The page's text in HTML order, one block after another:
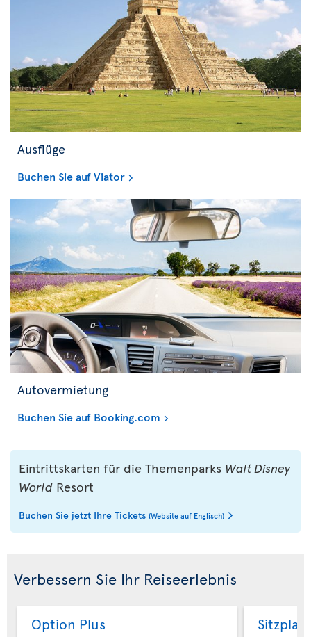
Ausflüge
Buchen Sie auf Viator
Autovermietung
Buchen Sie auf Booking.com
Eintrittskarten für die Themenparks Walt Disney
World Resort
Buchen Sie jetzt Ihre Tickets (Website auf Englisch)
Verbessern Sie Ihr Reiseerlebnis
Option Plus